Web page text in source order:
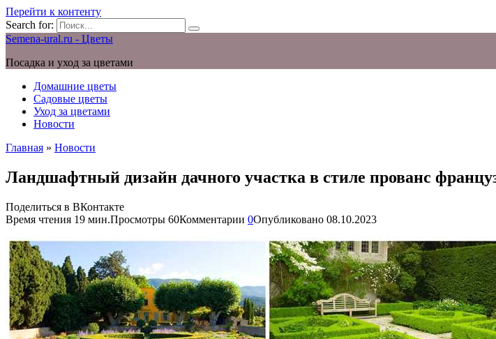
Перейти к контенту
Search for:
Semena-ural.ru - Цветы
Посадка и уход за цветами
Домашние цветы
Садовые цветы
Уход за цветами
Новости
Главная » Новости
Ландшафтный дизайн дачного участка в стиле прованс
Поделиться в ВКонтакте
Время чтения 19 мин.Просмотры 60Комментарии 0Опубликовано 08.10.2023